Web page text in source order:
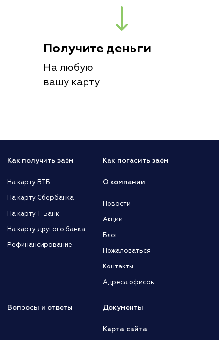
Получите деньги
На любую
вашу карту
Как получить заём
На карту ВТБ
На карту Сбербанка
На карту Т-Банк
На карту другого банка
Рефинансирование
Как погасить заём
О компании
Новости
Акции
Блог
Пожаловаться
Контакты
Адреса офисов
Вопросы и ответы Документы
Карта сайта